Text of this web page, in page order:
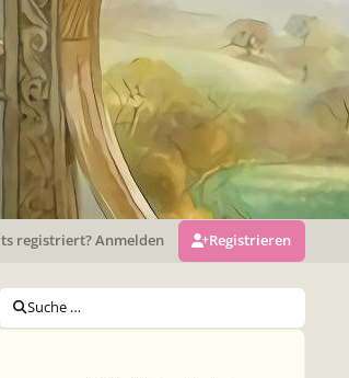
registriert? Anmelden Registrieren
Suche …